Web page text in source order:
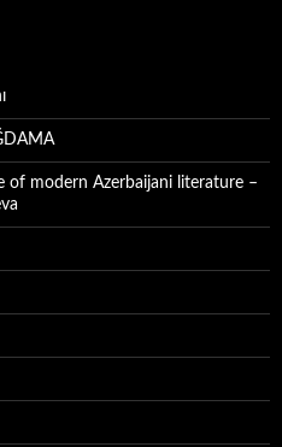
of modern Azerbaijani literature –